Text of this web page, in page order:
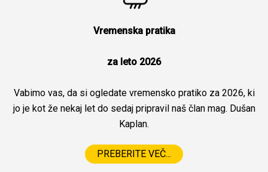
Vremenska pratika
za leto 2026
Vabimo vas, da si ogledate vremensko pratiko za 2026, ki
jo je kot že nekaj let do sedaj pripravil naš član mag. Dušan
Kaplan.
PREBERITE VEČ...